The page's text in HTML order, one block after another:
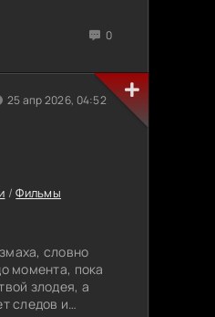
спрятаться
встречать
или поздно
период
наблюдает
с рабочим
приезжает к
и она
из
путь, чтобы
выбор между
0
/Фильмы
словно
момента, пока
злодея, а
следов и
25 апр 2026, 04:52